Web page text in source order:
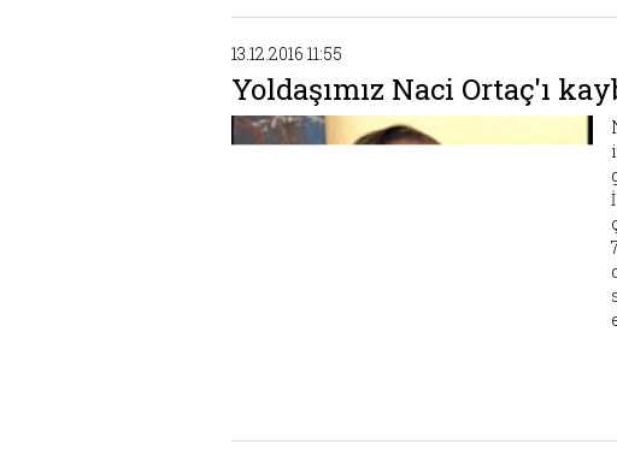
13.12.2016 11:55
Yoldaşımız Naci Ortaç'ı